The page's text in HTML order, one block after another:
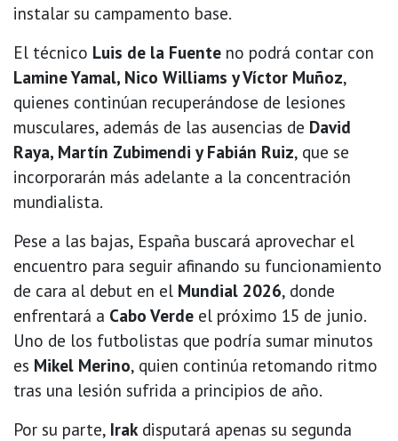
instalar su campamento base.
El técnico Luis de la Fuente no podrá contar con
Lamine Yamal, Nico Williams y Víctor Muñoz,
quienes continúan recuperándose de lesiones
musculares, además de las ausencias de David
Raya, Martín Zubimendi y Fabián Ruiz, que se
incorporarán más adelante a la concentración
mundialista.
Pese a las bajas, España buscará aprovechar el
encuentro para seguir afinando su funcionamiento
de cara al debut en el Mundial 2026, donde
enfrentará a Cabo Verde el próximo 15 de junio.
Uno de los futbolistas que podría sumar minutos
es Mikel Merino, quien continúa retomando ritmo
tras una lesión sufrida a principios de año.
Por su parte, Irak disputará apenas su segunda